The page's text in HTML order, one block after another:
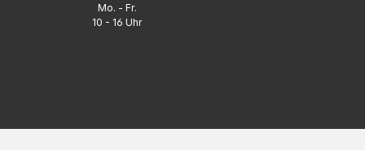
Mo. - Fr.
10 - 16 Uhr